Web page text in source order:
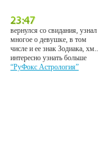
вернулся со свидания, узнал
многое о девушке, в том
числе и ее знак Зодиака, хм..
интересно узнать больше
“РуФокс Астрология”